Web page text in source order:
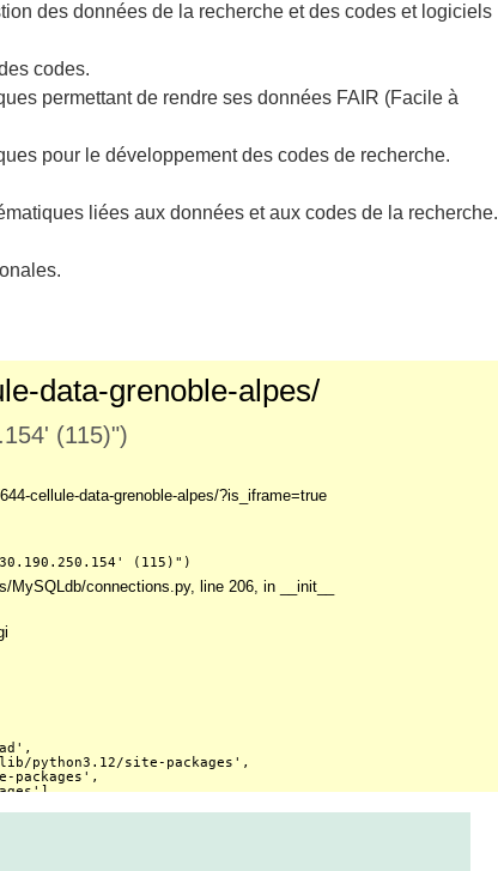
des données de la recherche et des codes et logiciels
codes.
permettant de rendre ses données FAIR (Facile à
pour le développement des codes de recherche.
liées aux données et aux codes de la recherche.